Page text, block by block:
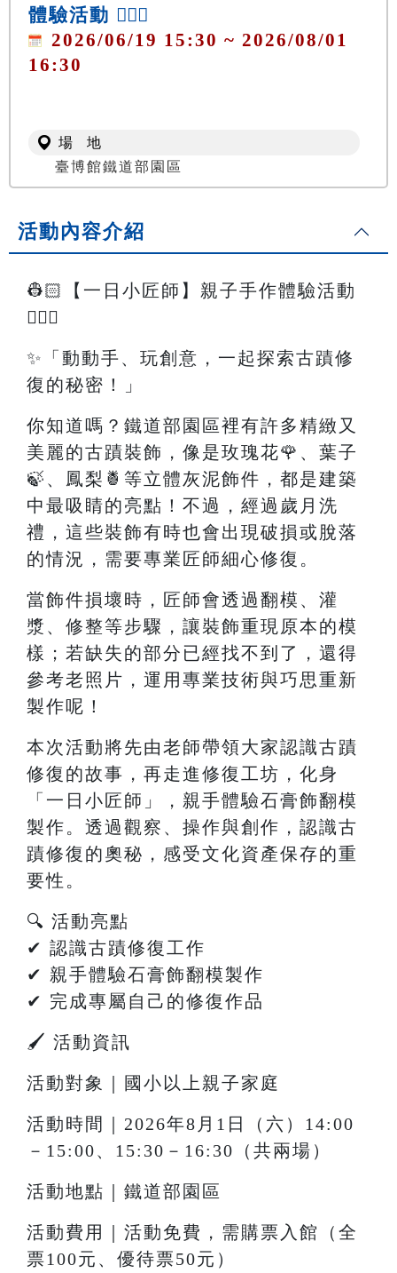
體驗活動 👷🏻‍♀️
2026/06/19 15:30 ~ 2026/08/01
16:30
場 地
臺博館鐵道部園區
活動內容介紹
👷🏻【一日小匠師】親子手作體驗活動
👷🏻‍♀️
✨「動動手、玩創意，一起探索古蹟修
復的秘密！」
你知道嗎？鐵道部園區裡有許多精緻又
美麗的古蹟裝飾，像是玫瑰花🌹、葉子
🍃、鳳梨🍍等立體灰泥飾件，都是建築
中最吸睛的亮點！不過，經過歲月洗
禮，這些裝飾有時也會出現破損或脫落
的情況，需要專業匠師細心修復。
當飾件損壞時，匠師會透過翻模、灌
漿、修整等步驟，讓裝飾重現原本的模
樣；若缺失的部分已經找不到了，還得
參考老照片，運用專業技術與巧思重新
製作呢！
本次活動將先由老師帶領大家認識古蹟
修復的故事，再走進修復工坊，化身
「一日小匠師」，親手體驗石膏飾翻模
製作。透過觀察、操作與創作，認識古
蹟修復的奧秘，感受文化資產保存的重
要性。
🔍 活動亮點
✔ 認識古蹟修復工作
✔ 親手體驗石膏飾翻模製作
✔ 完成專屬自己的修復作品
🖌 活動資訊
活動對象｜國小以上親子家庭
活動時間｜2026年8月1日（六）14:00
－15:00、15:30－16:30（共兩場）
活動地點｜鐵道部園區
活動費用｜活動免費，需購票入館（全
票100元、優待票50元）